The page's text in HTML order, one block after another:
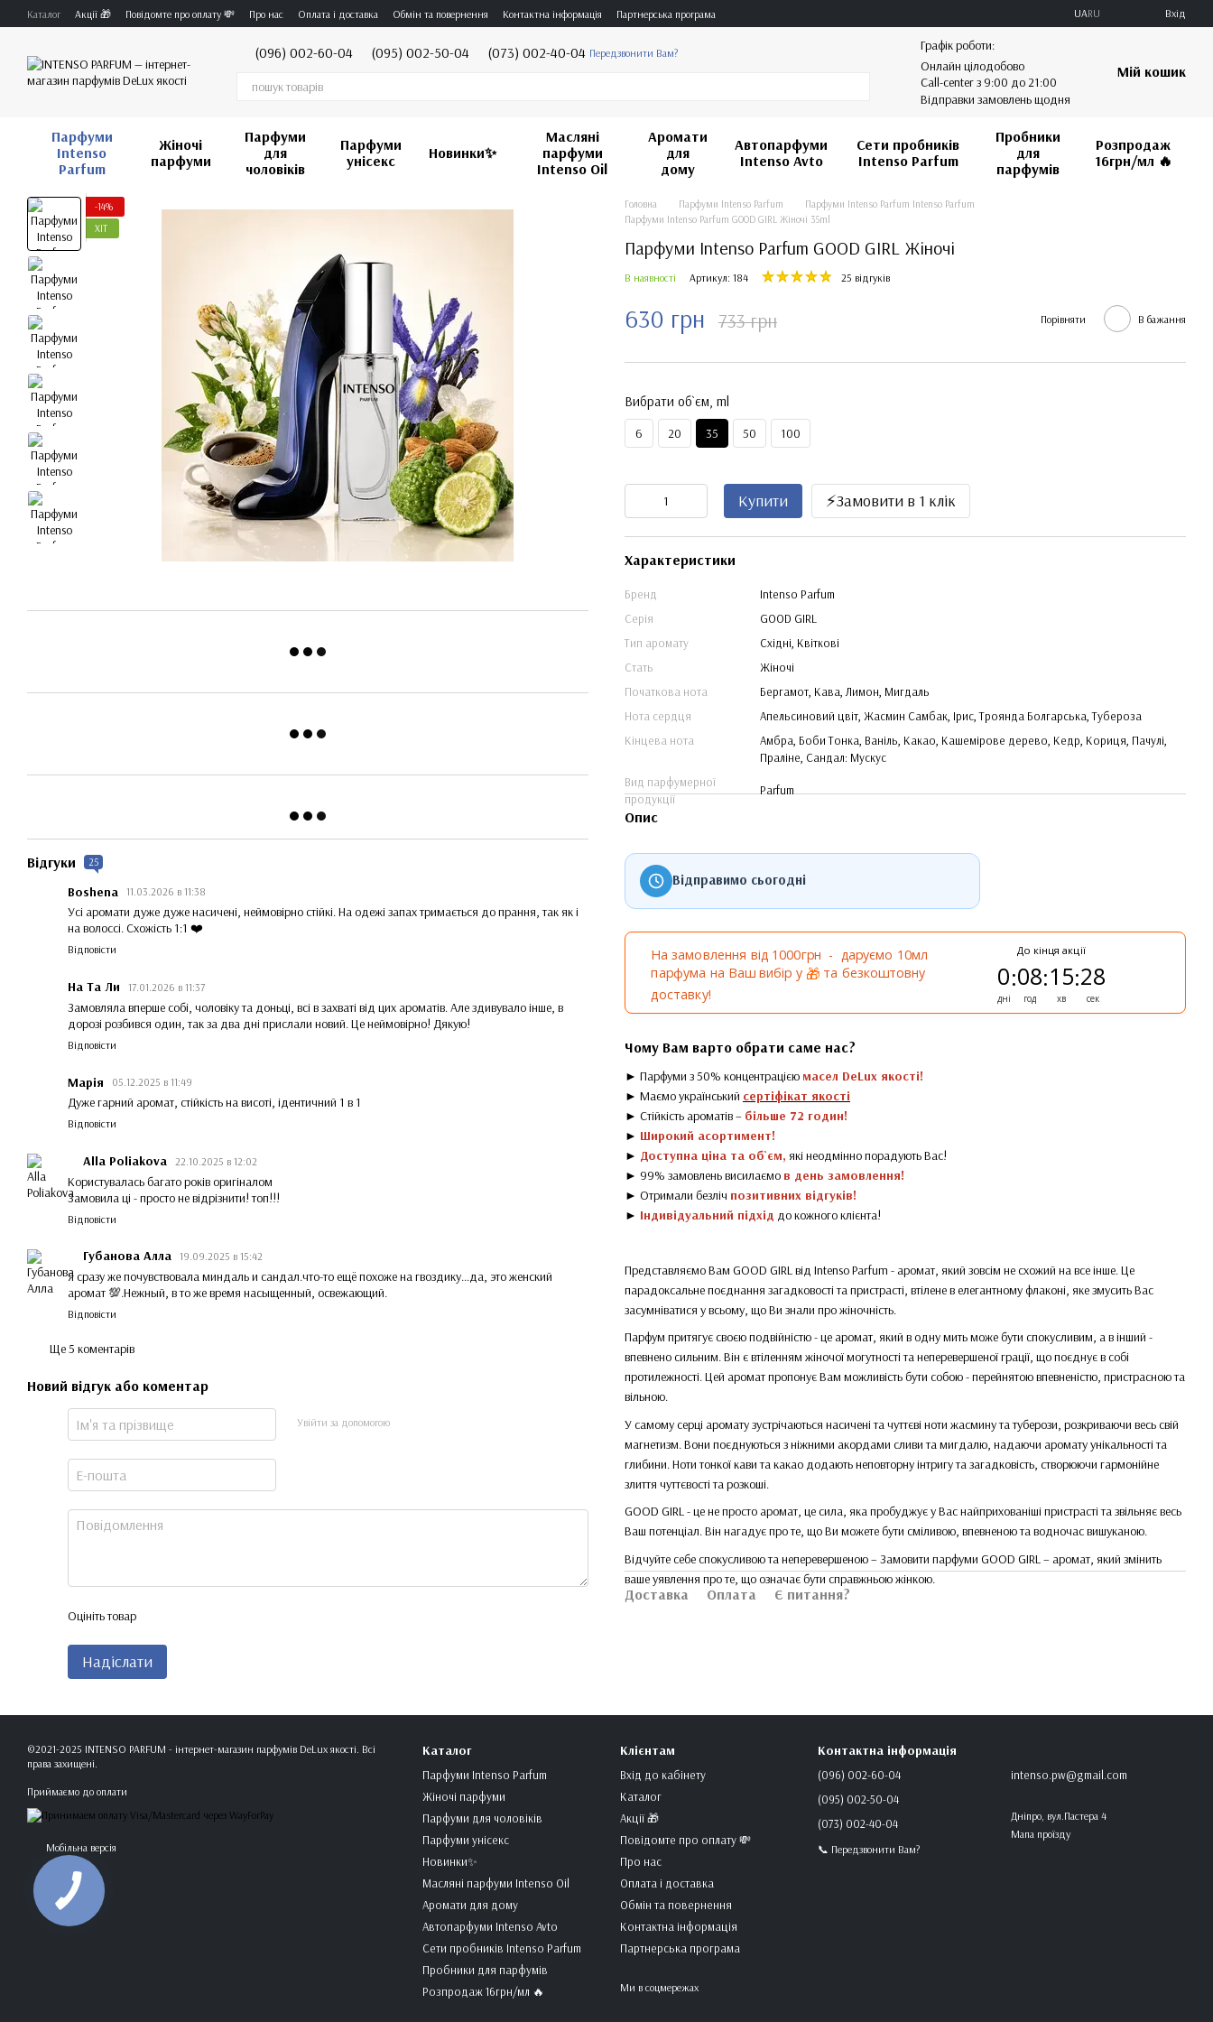
Перейти до основного контенту
Каталог Акції 🎁 Повідомте про оплату 💸 Про нас Оплата і доставка Обмін та повернення Контактна інформація Партнерська програма UARU Вхід
(096) 002-60-04 (095) 002-50-04 (073) 002-40-04 Передзвонити Вам?
Графік роботи:
Онлайн цілодобово
Call-center з 9:00 до 21:00
Відправки замовлень щодня
Мій кошик
Парфуми
Intenso
Parfum
Жіночі
парфуми
Парфуми
для
чоловіків
Парфуми
унісекс
Новинки✨
Масляні
парфуми
Intenso Oil
Аромати
для
дому
Автопарфуми
Intenso Avto
Сети пробників
Intenso Parfum
Пробники
для
парфумів
Розпродаж
16грн/мл 🔥️️️️️️
-14%
ХІТ
Відгуки 25
Boshena 11.03.2026 в 11:38
Усі аромати дуже дуже насичені, неймовірно стійкі. На одежі запах тримається до прання, так як і
на волоссі. Схожість 1:1 ❤️
Відповісти
На Та Ли 17.01.2026 в 11:37
Замовляла вперше собі, чоловіку та доньці, всі в захваті від цих ароматів. Але здивувало інше, в
дорозі розбився один, так за два дні прислали новий. Це неймовірно! Дякую!
Відповісти
Марія 05.12.2025 в 11:49
Дуже гарний аромат, стійкість на висоті, ідентичний 1 в 1
Відповісти
Alla Poliakova 22.10.2025 в 12:02
Користувалась багато років оригіналом
Замовила ці - просто не відрізнити! топ!!!
Відповісти
Губанова Алла 19.09.2025 в 15:42
Я сразу же почувствовала миндаль и сандал.что-то ещё похоже на гвоздику...да, это женский
аромат 💯.Нежный, в то же время насыщенный, освежающий.
Відповісти
Ще 5 коментарів
Новий відгук або коментар
Увійти за допомогою
Оцініть товар
Надіслати
Головна Парфуми Intenso Parfum
Парфуми Intenso Parfum Intenso Parfum
Парфуми Intenso Parfum GOOD GIRL Жіночі 35ml
Парфуми Intenso Parfum GOOD GIRL Жіночі
В наявності Артикул: 184 25 відгуків
630 грн 733 грн Порівняти В бажання
Вибрати об`єм, ml
6 20 35 50 100
Купити ⚡️Замовити в 1 клік
Характеристики
Бренд
Intenso Parfum
Серія
GOOD GIRL
Тип аромату
Східні, Квіткові
Стать
Жіночі
Початкова нота
Бергамот, Кава, Лимон, Мигдаль
Нота сердця
Апельсиновий цвіт, Жасмин Самбак, Ірис, Троянда Болгарська, Тубероза
Кінцева нота
Амбра, Боби Тонка, Ваніль, Какао, Кашемірове дерево, Кедр, Кориця, Пачулі,
Праліне, Сандал: Мускус
Вид парфумерної
продукції
Parfum
Опис
Відправимо сьогодні
На замовлення від 1000грн - даруємо 10мл
парфума на Ваш вибір у 🎁 та безкоштовну
доставку!
До кінця акції
0
дні
:08
год
:15
хв
:28
сек
Чому Вам варто обрати саме нас?
► Парфуми з 50% концентрацією масел DeLux якості!
► Маємо український сертіфікат якості
► Стійкість ароматів – більше 72 годин!
► Широкий асортимент!
► Доступна ціна та об`єм, які неодмінно порадують Вас!
► 99% замовлень висилаємо в день замовлення!
► Отримали безліч позитивних відгуків!
► Індивідуальний підхід до кожного клієнта!
Представляємо Вам GOOD GIRL від Intenso Parfum - аромат, який зовсім не схожий на все інше. Це
парадоксальне поєднання загадковості та пристрасті, втілене в елегантному флаконі, яке змусить Вас
засумніватися у всьому, що Ви знали про жіночність.
Парфум притягує своєю подвійністю - це аромат, який в одну мить може бути спокусливим, а в інший -
впевнено сильним. Він є втіленням жіночої могутності та неперевершеної грації, що поєднує в собі
протилежності. Цей аромат пропонує Вам можливість бути собою - перейнятою впевненістю, пристрасною та
вільною.
У самому серці аромату зустрічаються насичені та чуттєві ноти жасмину та туберози, розкриваючи весь свій
магнетизм. Вони поєднуються з ніжними акордами сливи та мигдалю, надаючи аромату унікальності та
глибини. Ноти тонкої кави та какао додають неповторну інтригу та загадковість, створюючи гармонійне
злиття чуттєвості та розкоші.
GOOD GIRL - це не просто аромат, це сила, яка пробуджує у Вас найприхованіші пристрасті та звільняє весь
Ваш потенціал. Він нагадує про те, що Ви можете бути сміливою, впевненою та водночас вишуканою.
Відчуйте себе спокусливою та неперевершеною – Замовити парфуми GOOD GIRL – аромат, який змінить
ваше уявлення про те, що означає бути справжньою жінкою.
Доставка Оплата Є питання?
©2021-2025 INTENSO PARFUM - інтернет-магазин парфумів DeLux якості. Всі
права захищені.
Приймаємо до оплати
Мобільна версія
Каталог
Парфуми Intenso Parfum
Жіночі парфуми
Парфуми для чоловіків
Парфуми унісекс
Новинки✨
Масляні парфуми Intenso Oil
Аромати для дому
Автопарфуми Intenso Avto
Сети пробників Intenso Parfum
Пробники для парфумів
Розпродаж 16грн/мл 🔥️️️️️️
Клієнтам
Вхід до кабінету
Каталог
Акції 🎁
Повідомте про оплату 💸
Про нас
Оплата і доставка
Обмін та повернення
Контактна інформація
Партнерська програма
Ми в соцмережах
Контактна інформація
(096) 002-60-04
(095) 002-50-04
(073) 002-40-04
📞 Передзвонити Вам?
intenso.pw@gmail.com
Дніпро, вул.Пастера 4
Мапа проїзду